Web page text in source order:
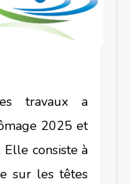
travaux a
2025 et
consiste à
sur les têtes